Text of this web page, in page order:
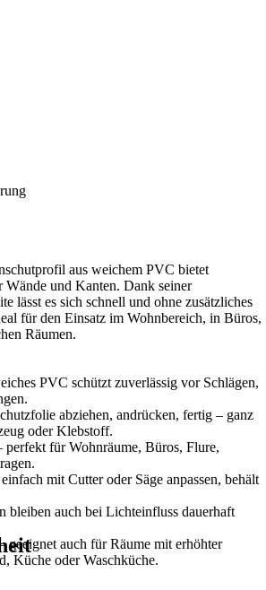
aus weichem PVC bietet
Wände und Kanten. Dank seiner
lässt es sich schnell und ohne zusätzliches
für den Einsatz im Wohnbereich, in Büros,
Räumen.
PVC schützt zuverlässig vor Schlägen,
abziehen, andrücken, fertig – ganz
oder Klebstoff.
perfekt für Wohnräume, Büros, Flure,
mit Cutter oder Säge anpassen, behält
bleiben auch bei Lichteinfluss dauerhaft
geeignet auch für Räume mit erhöhter
Küche oder Waschküche.